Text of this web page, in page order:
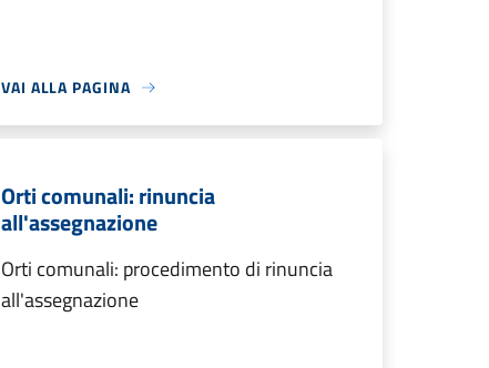
VAI ALLA PAGINA
Orti comunali: rinuncia
all'assegnazione
Orti comunali: procedimento di rinuncia
all'assegnazione